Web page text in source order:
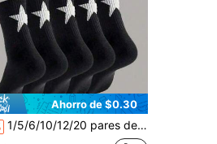
Ahorro de $0.30
1/5/6/10/12/20 pares de calcetines casuales estilo calle con estrella de cinco puntas en blanco y negro, moda minimalista, versátiles, cómodos, calcetines de media pantorrilla para negocios casual, adecuados para deportes, calidez de otoño/invierno, calcetines largos para parejas